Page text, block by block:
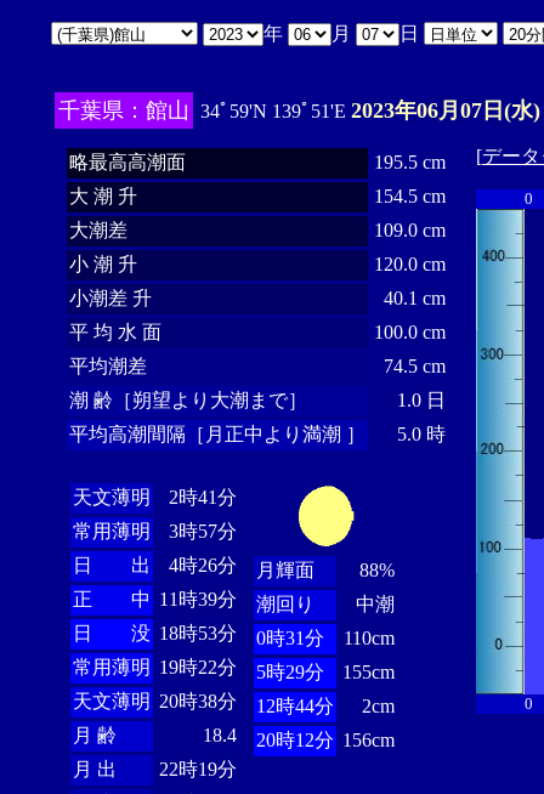
年 月 日
千葉県：館山 34ﾟ59'N 139ﾟ51'E 2023年06月07日(水)
略最高高潮面
195.5 cm
大 潮 升
154.5 cm
大潮差
109.0 cm
小 潮 升
120.0 cm
小潮差 升
40.1 cm
平 均 水 面
100.0 cm
平均潮差
74.5 cm
潮 齢［朔望より大潮まで］
1.0 日
平均高潮間隔［月正中より満潮 ］
5.0 時
天文薄明
2時41分
常用薄明
3時57分
日 出
4時26分
正 中 11時39分
日 没 18時53分
常用薄明 19時22分
天文薄明 20時38分
月 齢
18.4
月 出
22時19分
月輝面
88%
潮回り
中潮
0時31分
110cm
5時29分
155cm
12時44分
2cm
20時12分 156cm
[デー
0
0